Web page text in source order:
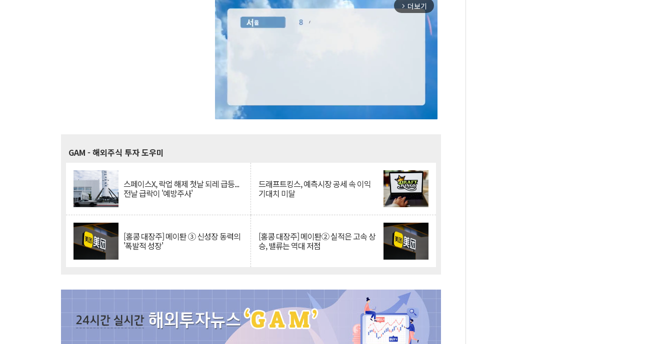
arrow_forward_ios 더보기
GAM - 해외주식 투자 도우미
스페이스X, 락업 해제 첫날 되레 급등...
전날 급락이 '예방주사'
드래프트킹스, 예측시장 공세 속 이익
기대치 미달
[홍콩 대장주] 메이퇀 ③ 신성장 동력의
'폭발적 성장'
[홍콩 대장주] 메이퇀② 실적은 고속 상
승, 밸류는 역대 저점